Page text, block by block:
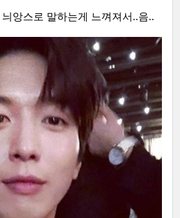
앙스로 말하는게 느껴져서..음..